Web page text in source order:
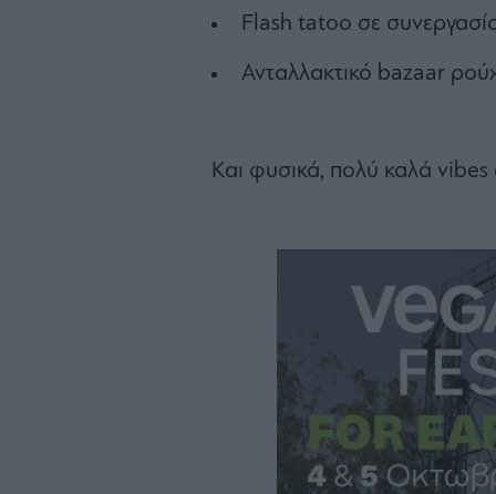
Flash tatoo σε
Ανταλλακτικό bazaar
Και φυσικά, πολύ καλά